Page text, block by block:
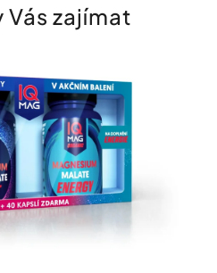
Vás zajímat